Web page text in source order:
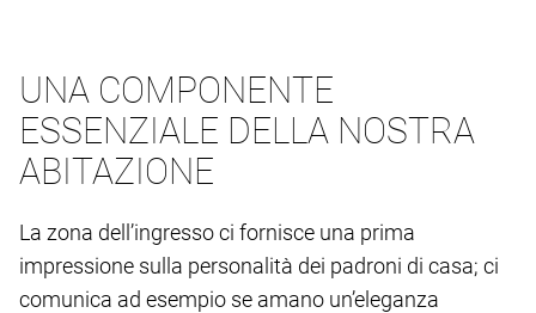
UNA COMPONENTE
ESSENZIALE DELLA NOSTRA
ABITAZIONE
La zona dell’ingresso ci fornisce una prima
impressione sulla personalità dei padroni di casa; ci
comunica ad esempio se amano un’eleganza